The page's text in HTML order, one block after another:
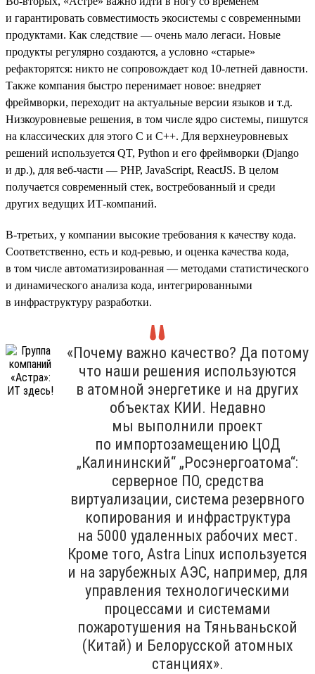
и гарантировать совместимость экосистемы с современными
продуктами. Как следствие — очень мало легаси. Новые
продукты регулярно создаются, а условно «старые»
рефакторятся: никто не сопровождает код 10-летней давности.
Также компания быстро перенимает новое: внедряет
фреймворки, переходит на актуальные версии языков и т.д.
Низкоуровневые решения, в том числе ядро системы, пишутся
на классических для этого С и C++. Для верхнеуровневых
решений используется QT, Python и его фреймворки (Django
и др.), для веб-части — PHP, JavaScript, ReactJS. В целом
получается современный стек, востребованный и среди
других ведущих ИТ-компаний.
В-третьих, у компании высокие требования к качеству кода.
Соответственно, есть и код-ревью, и оценка качества кода,
в том числе автоматизированная — методами статистического
и динамического анализа кода, интегрированными
в инфраструктуру разработки.
«Почему важно качество? Да потому
что наши решения используются
в атомной энергетике и на других
объектах КИИ. Недавно
мы выполнили проект
по импортозамещению ЦОД
„Калининский“ „Росэнергоатома“:
серверное ПО, средства
виртуализации, система резервного
копирования и инфраструктура
на 5000 удаленных рабочих мест.
Кроме того, Astra Linux используется
и на зарубежных АЭС, например, для
управления технологическими
процессами и системами
пожаротушения на Тяньваньской
(Китай) и Белорусской атомных
станциях».